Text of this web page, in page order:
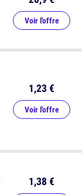
Voir l'offre
1,38 €
1,23 €
Voir l'offre